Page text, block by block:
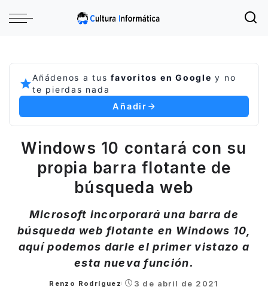
Añádenos a tusfavoritos en Google y no
te pierdas nada
Añadir
Windows 10 contará con su
propia barra flotante de
búsqueda web
Microsoft incorporará una barra de
búsqueda web flotante en Windows 10,
aquí podemos darle el primer vistazo a
esta nueva función.
Posted
Renzo Rodríguez 3 de abril de 2021